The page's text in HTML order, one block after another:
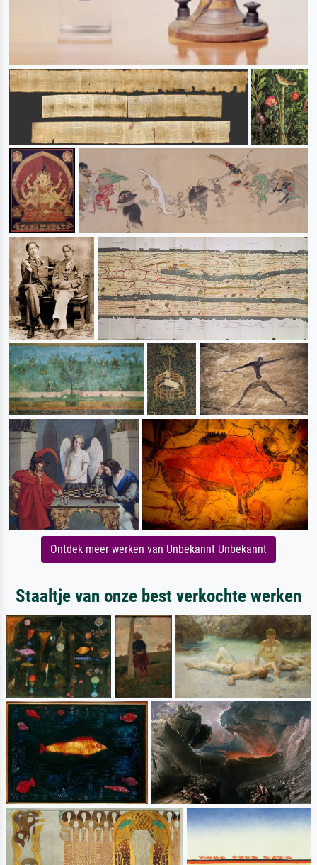
Ontdek meer werken van Unbekannt Unbekannt
Staaltje van onze best verkochte werken